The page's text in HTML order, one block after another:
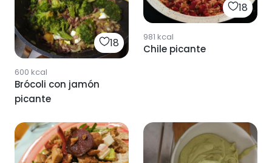
18
600 kcal
Brócoli con jamón
picante
18
981 kcal
Chile picante